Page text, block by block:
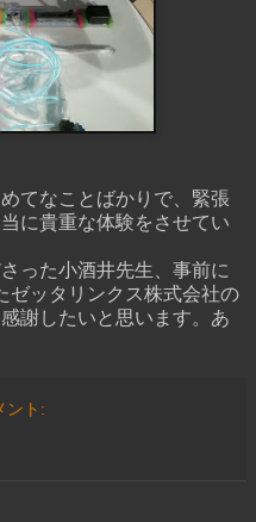
てなことばかりで、緊張
に貴重な体験をさせてい
った小酒井先生、事前に
ゼッタリンクス株式会社の
謝したいと思います。あ
ント: